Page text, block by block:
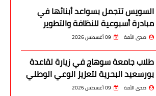
السويس تتجمل بسواعد أبنائها في
مبادرة أسبوعية للنظافة والتطوير
صدى الأمة 09 أغسطس 2026
طلاب جامعة سوهاج في زيارة لقاعدة
بورسعيد البحرية لتعزيز الوعي الوطني
صدى الأمة 09 أغسطس 2026